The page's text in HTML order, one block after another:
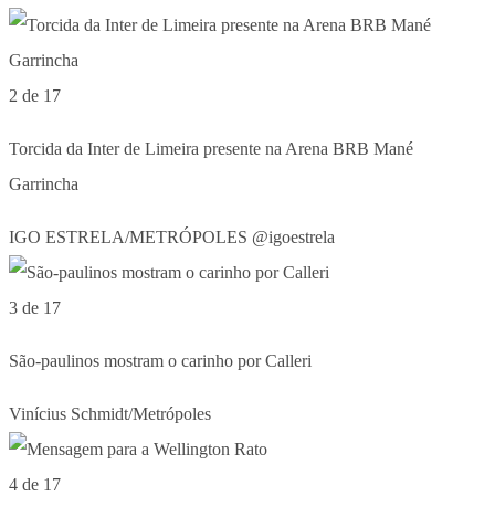
2 de 17
Torcida da Inter de Limeira presente na Arena BRB Mané
Garrincha
IGO ESTRELA/METRÓPOLES @igoestrela
3 de 17
São-paulinos mostram o carinho por Calleri
Vinícius Schmidt/Metrópoles
4 de 17